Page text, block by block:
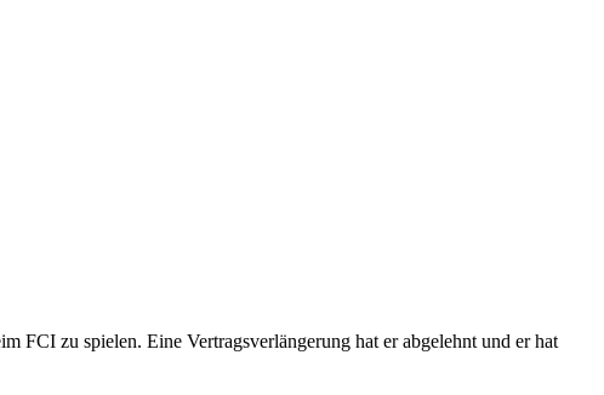
FCI zu spielen. Eine Vertragsverlängerung hat er abgelehnt und er hat